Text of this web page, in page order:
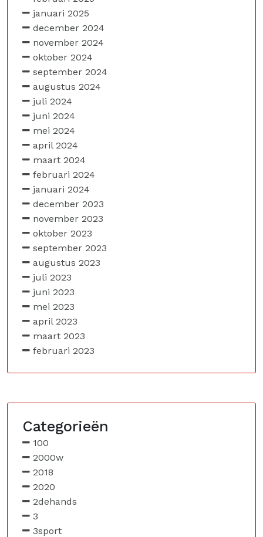
januari 2025
december 2024
november 2024
oktober 2024
september 2024
augustus 2024
juli 2024
juni 2024
mei 2024
april 2024
maart 2024
februari 2024
januari 2024
december 2023
november 2023
oktober 2023
september 2023
augustus 2023
juli 2023
juni 2023
mei 2023
april 2023
maart 2023
februari 2023
Categorieën
100
2000w
2018
2020
2dehands
3
3sport